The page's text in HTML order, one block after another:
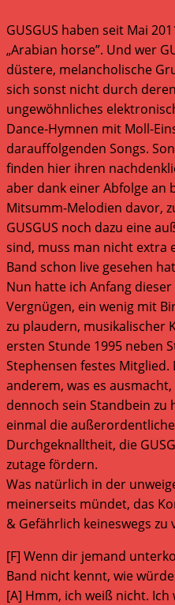
GUSGUS haben seit Mai
„Arabian horse”. Und wer
düstere, melancholische
sich sonst nicht durch
ungewöhnliches
Dance-Hymnen mit Moll-
darauffolgenden Songs.
finden hier ihren
aber dank einer Abfolge an
Mitsumm-Melodien davor,
GUSGUS noch dazu eine
sind, muss man nicht extra
Band schon live gesehen
Nun hatte ich Anfang
Vergnügen, ein wenig mit
zu plaudern, musikalischer
ersten Stunde 1995 neben
Stephensen festes
anderem, was es
dennoch sein Standbein
einmal die
Durchgeknalltheit, die
zutage fördern.
Was natürlich in der
meinerseits mündet, das
& Gefährlich keineswegs zu
[F] Wenn dir jemand
Band nicht kennt, wie
[A] Hmm, ich weiß nicht. Ich